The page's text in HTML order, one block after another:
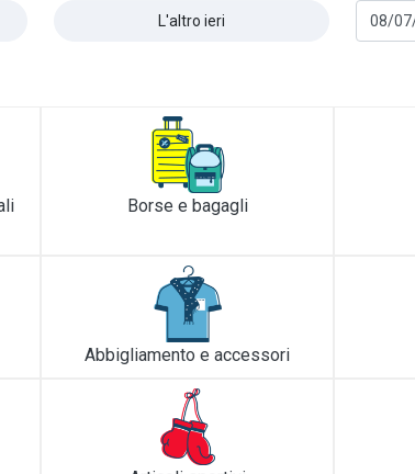
L'altro ieri
Borse e bagagli
Abbigliamento e accessori